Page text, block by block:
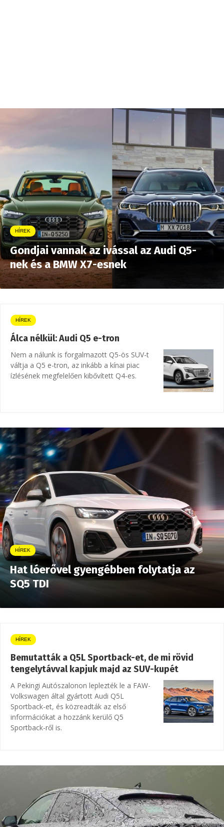
HÍREK
Gondjai vannak az ivással az Audi Q5-
nek és a BMW X7-esnek
HÍREK
Álca nélkül: Audi Q5 e-tron
Nem a nálunk is forgalmazott Q5-ös SUV-t
váltja a Q5 e-tron, az inkább a kínai piac
ízlésének megfelelően kibővített Q4-es.
HÍREK
Hat lóerővel gyengébben folytatja az
SQ5 TDI
HÍREK
Bemutatták a Q5L Sportback-et, de mi rövid
tengelytávval kapjuk majd az SUV-kupét
A Pekingi Autószalonon leplezték le a FAW-
Volkswagen által gyártott Audi Q5L
Sportback-et, és közreadták az első
információkat a hozzánk kerülő Q5
Sportback-ről is.